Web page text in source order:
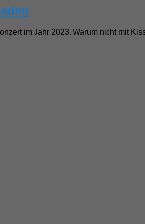
im Jahr 2023. Warum nicht mit